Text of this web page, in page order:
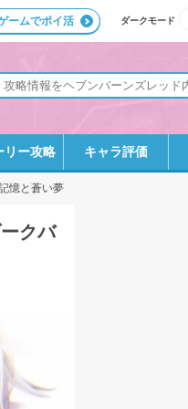
ダークモード
ームでポイ活
リー攻略 キャラ評価
憶と蒼い夢
クバ